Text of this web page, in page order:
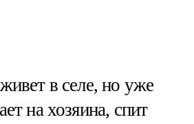
в селе, но уже
на хозяина, спит